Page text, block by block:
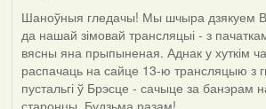
Шаноўныя гледачы! Мы шчыра дзякуем
да нашай зімовай трансляцыі - з
вясны яна прыпыненая. Аднак у хуткім
распачаць на сайце 13-ю трансляцыю з
пустальгі ў Брэсце - сачыце за банэрам
старонцы. Будзьма разам!